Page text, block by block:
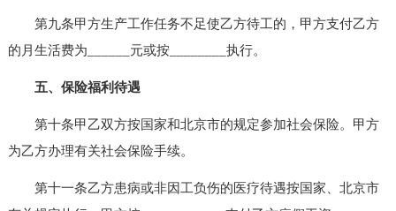
第九条甲方生产工作任务不足使乙方待工的，甲方支付乙方
的月生活费为______元或按________执行。
五、保险福利待遇
第十条甲乙双方按国家和北京市的规定参加社会保险。甲方
为乙方办理有关社会保险手续。
第十一条乙方患病或非因工负伤的医疗待遇按国家、北京市